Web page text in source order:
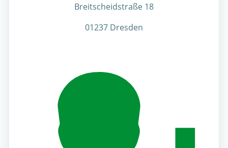
Breitscheidstraße 18
01237 Dresden